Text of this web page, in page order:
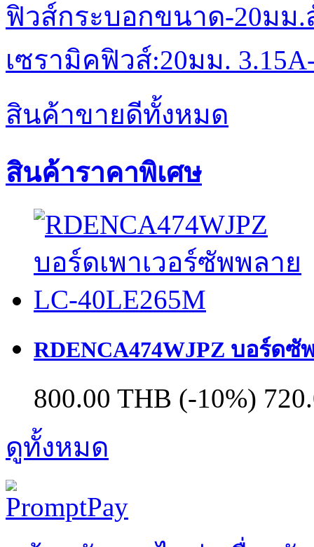
ฟิวส์กระบอกขนาด-20มม.
เซรามิคฟิวส์:20มม.
สินค้าขายดีทั้งหมด
สินค้าราคาพิเศษ
RDENCA474WJPZ บอร์ดซั
800.00 THB (-10%)
ดูทั้งหมด